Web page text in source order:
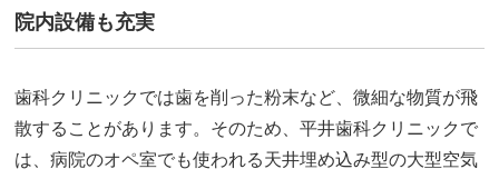
院内設備も充実
歯科クリニックでは歯を削った粉末など、微細な物質が飛
散することがあります。そのため、平井歯科クリニックで
は、病院のオペ室でも使われる天井埋め込み型の大型空気